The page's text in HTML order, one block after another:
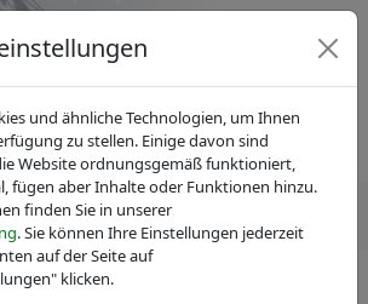
Mikrotechnik
und ähnliche Technologien, um Ihnen
zu stellen. Einige davon sind
Website ordnungsgemäß funktioniert,
fügen aber Inhalte oder Funktionen hinzu.
finden Sie in unserer
. Sie können Ihre Einstellungen jederzeit
auf der Seite auf
klicken.